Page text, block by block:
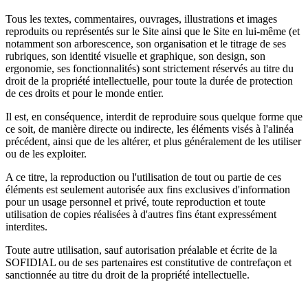
Tous les textes, commentaires, ouvrages, illustrations et images
reproduits ou représentés sur le Site ainsi que le Site en lui-même (et
notamment son arborescence, son organisation et le titrage de ses
rubriques, son identité visuelle et graphique, son design, son
ergonomie, ses fonctionnalités) sont strictement réservés au titre du
droit de la propriété intellectuelle, pour toute la durée de protection
de ces droits et pour le monde entier.
Il est, en conséquence, interdit de reproduire sous quelque forme que
ce soit, de manière directe ou indirecte, les éléments visés à l'alinéa
précédent, ainsi que de les altérer, et plus généralement de les utiliser
ou de les exploiter.
A ce titre, la reproduction ou l'utilisation de tout ou partie de ces
éléments est seulement autorisée aux fins exclusives d'information
pour un usage personnel et privé, toute reproduction et toute
utilisation de copies réalisées à d'autres fins étant expressément
interdites.
Toute autre utilisation, sauf autorisation préalable et écrite de la
SOFIDIAL ou de ses partenaires est constitutive de contrefaçon et
sanctionnée au titre du droit de la propriété intellectuelle.